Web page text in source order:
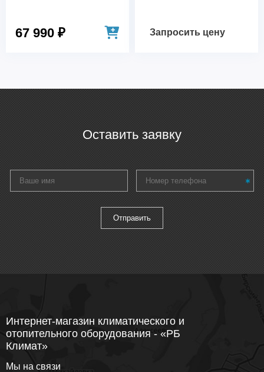
67 990 ₽ Запросить цену
Оставить заявку
Интернет-магазин климатического и
отопительного оборудования - «РБ
Климат»
Мы на связи